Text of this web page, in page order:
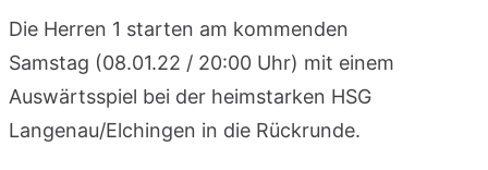
Die Herren 1 starten am kommenden
Samstag (08.01.22 / 20:00 Uhr) mit einem
Auswärtsspiel bei der heimstarken HSG
Langenau/Elchingen in die Rückrunde.